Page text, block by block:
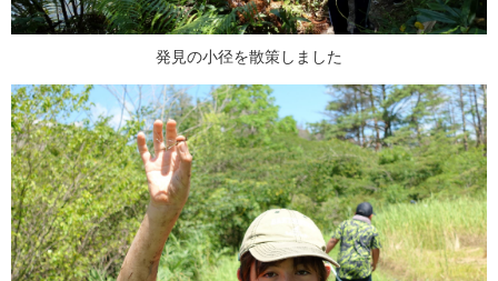
発見の小径を散策しました